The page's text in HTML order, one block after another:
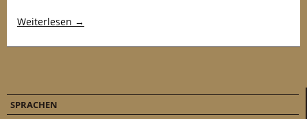
Weiterlesen →
SPRACHEN